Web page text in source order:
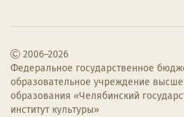
2006–2026
Федеральное государственное
образовательное учреждение
образования «Челябинский
институт культуры»